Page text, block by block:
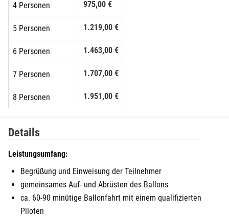
4 Personen 975,00 €
5 Personen 1.219,00 €
6 Personen 1.463,00 €
7 Personen 1.707,00 €
8 Personen 1.951,00 €
2.439,00 €
11 Personen
Details
Leistungsumfang:
Begrüßung und Einweisung der Teilnehmer
gemeinsames Auf- und Abrüsten des Ballons
ca. 60-90 minütige Ballonfahrt mit einem qualifizierten
Piloten
Fulda
Fürstenfeldbruck
Fürth
Gera
Gersfeld
Gotha
Göppingen